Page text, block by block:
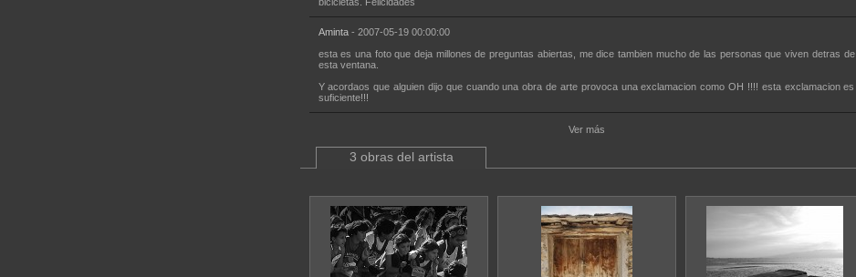
Aminta- 2007-05-19 00:00:00
esta es una foto que deja millones de preguntas abiertas, me dice tambien mucho de las personas que viven detras de
esta ventana.
Y acordaos que alguien dijo que cuando una obra de arte provoca una exclamacion como OH !!!! esta exclamacion es
suficiente!!!
Ver más
3 obras del artista